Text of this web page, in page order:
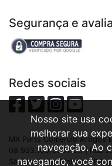
Segurança e
Redes sociais
MX Parts Comercio Artigos
08.933.109/0001-93 | Rua
São José dos Pinhais - PR,
Nosso site usa
melhorar sua
navegação. Ao
navegando, você